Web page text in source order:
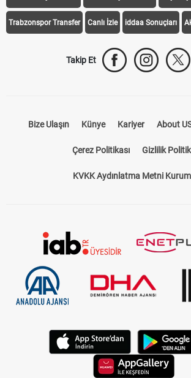
Trabzonspor Transfer Canlı İzle iddaa Sonuçları
Takip Et
Bize Ulaşın Künye Kariyer About
Çerez Politikası Gizlilik
KVKK Aydınlatma Metni